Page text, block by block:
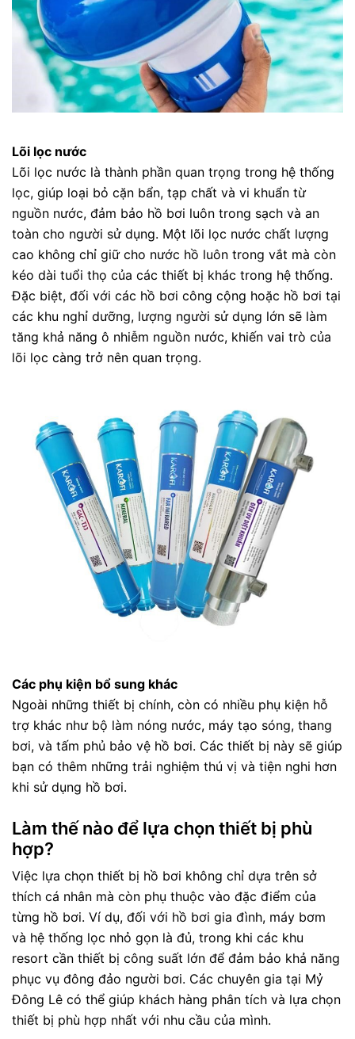
Lõi lọc nước
Lõi lọc nước là thành phần quan trọng trong hệ thống
lọc, giúp loại bỏ cặn bẩn, tạp chất và vi khuẩn từ
nguồn nước, đảm bảo hồ bơi luôn trong sạch và an
toàn cho người sử dụng. Một lõi lọc nước chất lượng
cao không chỉ giữ cho nước hồ luôn trong vắt mà còn
kéo dài tuổi thọ của các thiết bị khác trong hệ thống.
Đặc biệt, đối với các hồ bơi công cộng hoặc hồ bơi tại
các khu nghỉ dưỡng, lượng người sử dụng lớn sẽ làm
tăng khả năng ô nhiễm nguồn nước, khiến vai trò của
lõi lọc càng trở nên quan trọng.
Các phụ kiện bổ sung khác
Ngoài những thiết bị chính, còn có nhiều phụ kiện hỗ
trợ khác như bộ làm nóng nước, máy tạo sóng, thang
bơi, và tấm phủ bảo vệ hồ bơi. Các thiết bị này sẽ giúp
bạn có thêm những trải nghiệm thú vị và tiện nghi hơn
khi sử dụng hồ bơi.
Làm thế nào để lựa chọn thiết bị phù
hợp?
Việc lựa chọn thiết bị hồ bơi không chỉ dựa trên sở
thích cá nhân mà còn phụ thuộc vào đặc điểm của
từng hồ bơi. Ví dụ, đối với hồ bơi gia đình, máy bơm
và hệ thống lọc nhỏ gọn là đủ, trong khi các khu
resort cần thiết bị công suất lớn để đảm bảo khả năng
phục vụ đông đảo người bơi. Các chuyên gia tại Mỷ
Đông Lê có thể giúp khách hàng phân tích và lựa chọn
thiết bị phù hợp nhất với nhu cầu của mình.